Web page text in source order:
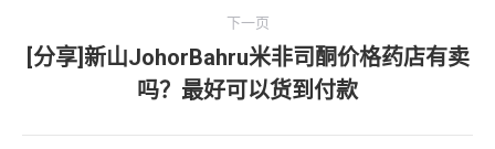
下一页
下
一
文
[分享]新山JohorBahru米非司酮价格药店有卖
吗？最好可以货到付款